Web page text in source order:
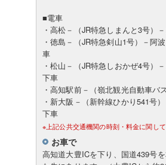
■電車
・高松－（JR特急しまんと3号）
・徳島－（JR特急剣山1号）－阿
車
・松山－（JR特急しおかぜ4号）
下車
・高知駅前－（嶺北観光自動車バ
・新大阪－（新幹線ひかり541号
下車
※上記公共交通機関の時刻・料金に関し
お車で
高知道大豊ICを下り、国道439号